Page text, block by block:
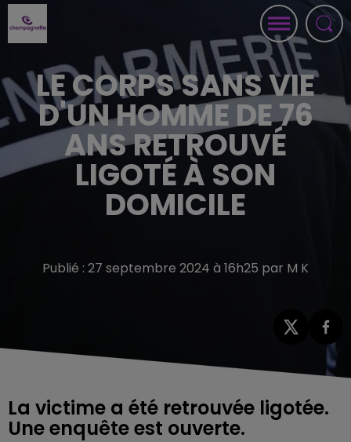
LE CORPS SANS VIE
D'UN HOMME DE 76
ANS RETROUVÉ
LIGOTÉ À SON
DOMICILE
Publié : 27 septembre 2024 à 16h25 par M K
La victime a été retrouvée ligotée.
Une enquête est ouverte.